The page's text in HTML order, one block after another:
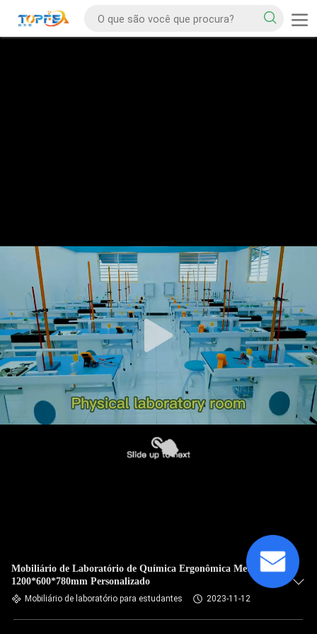
Mobiliário de Laboratório de Química Ergonômica Metal
1200*600*780mm Personalizado
Mobiliário de laboratório para estudantes 2023-11-12